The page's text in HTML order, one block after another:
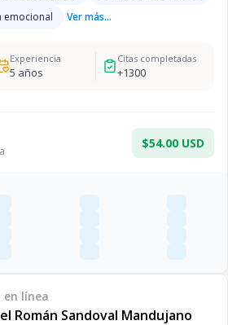
emocional Ver más...
Experiencia
5 años
Citas completadas
+1300
$54.00 USD
en línea
Román Sandoval Mandujano